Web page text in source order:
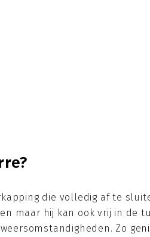
die volledig af te
maar hij kan ook vrij in de
Zo